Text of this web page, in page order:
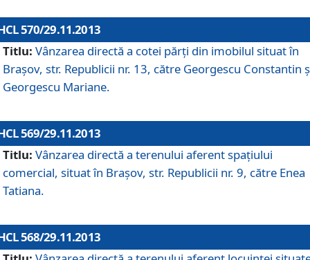
570/29.11.2013
Titlu: Vânzarea directă a cotei părţi din imobilul situat în
Braşov, str. Republicii nr. 13, către Georgescu Constantin
Georgescu Mariane.
569/29.11.2013
Titlu: Vânzarea directă a terenului aferent spaţiului
comercial, situat în Braşov, str. Republicii nr. 9, către Enea
Tatiana.
568/29.11.2013